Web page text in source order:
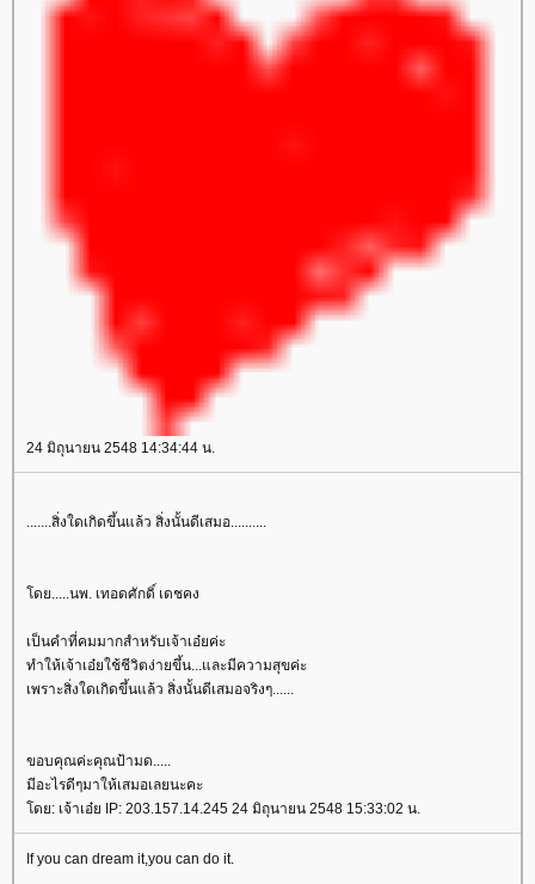
24 มิถุนายน 2548 14:34:44 น.
.......สิ่งใดเกิดขึ้นแล้ว สิ่งนั้นดีเสมอ..........
ดย.....นพ. เทอดศักดิ์ เดชคง
เป็นคำที่คมมากสำหรับเจ้าเอ๋ยค่ะ
ทำให้เจ้าเอ๋ยใช้ชีวิตง่ายขึ้น...และมีความสุขค่ะ
เพราะสิ่งใดเกิดขึ้นแล้ว สิ่งนั้นดีเสมอจริงๆ......
ขอบคุณค่ะคุณป้ามด.....
มีอะไรดีๆมาให้เสมอเลยนะคะ
ดย: เจ้าเอ๋ย IP: 203.157.14.245 24 มิถุนายน 2548 15:33:02 น.
If you can dream it,you can do it.